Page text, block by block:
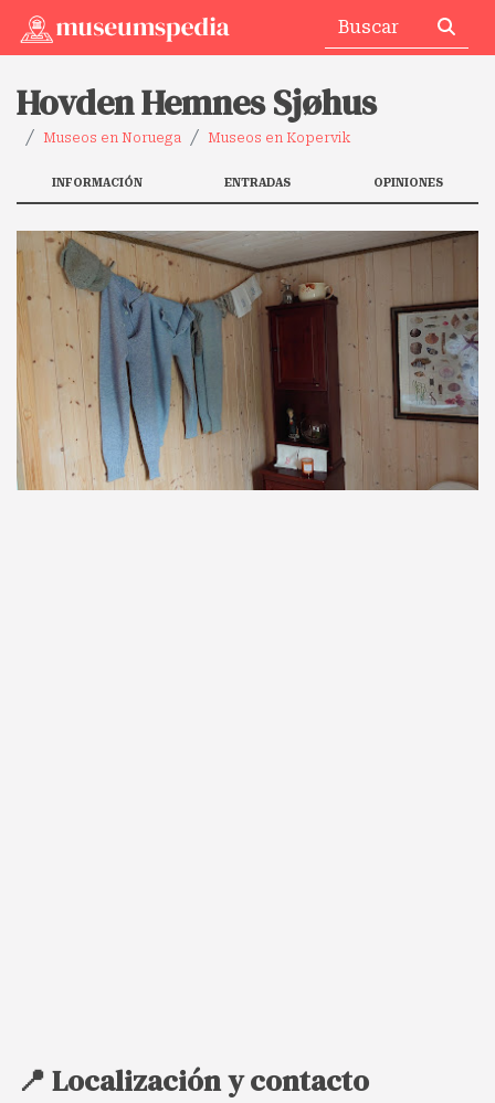
Hovden Hemnes Sjøhus
Museos en Noruega Museos en Kopervik
INFORMACIÓN ENTRADAS OPINIONES
📍 Localización y contacto